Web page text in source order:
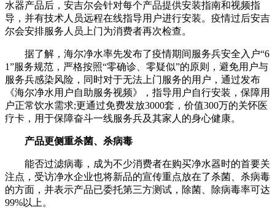
水器产品后，安吉尔会针对每个产品提供安装指南和视频指
导，并有技术人员远程在线指导用户进行安装。疫情过后安吉
尔会安排服务人员上门为消费者再次检查。
据了解，海尔净水率先发布了疫情期间服务兵安全入户“6
1”服务规范，严格按照“零确诊、零疑似”的原则，避免用户与
服务兵感染风险，同时对于无法上门服务的用户，通过发布
《海尔净水用户自助服务视频》，指导用户自行安装，保障用
户正常饮水需求;更通过免费发放3000套，价值300万的关怀医
疗卡，用于保障奋斗一线服务兵及其家人的身心健康。
产品更侧重杀菌、杀病毒
能否过滤病毒，成为不少消费者在购买净水器时的首要关
注点，受访净水企业也将新品的宣传重点放在了杀菌、杀病毒
的方面，并表示产品已委托第三方测试，除菌、除病毒率可达
99%以上。